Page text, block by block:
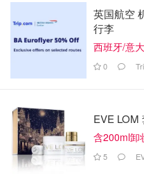
英国航空
行李
西班牙/意
0
EVE LOM
含200ml卸
5